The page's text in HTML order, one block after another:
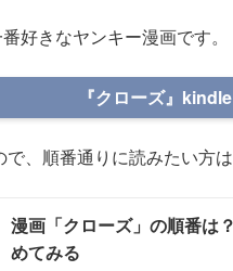
好きなヤンキー漫画です。
『クローズ』
、順番通りに読みたい方
漫画「クローズ」の順番は
めてみる